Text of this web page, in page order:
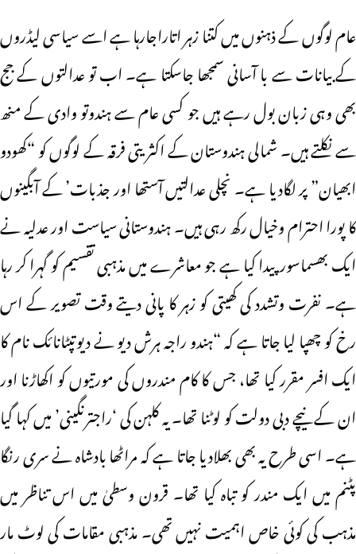
عام لوگوں کے ذہنوں میں کتنا زہر اتاراجارہا ہے اسے سیاسی لیڈروں
کے بیانات سے با آسانی سمجھا جاسکتا ہے۔ اب تو عدالتوں کے جج
بھی وہی زبان بول رہے ہیں جو کسی عام سے ہندوتو وادی کے منھ
سے نکلتے ہیں۔ شمالی ہندوستان کے اکثریتی فرقہ کے لوگوں کو “کھودو
ابھیان” پر لگادیا ہے۔ نچلی عدالتیں آستھا اور جذبات’ کے آبگینوں
کا پورا احترام وخیال رکھ رہی ہیں۔ ہندوستانی سیاست اور عدلیہ نے
ایک بھسماسورپیدا کیا ہے جو معاشرے میں مذہبی تقسیم کو گہرا کر رہا
ہے۔ نفرت وتشدد کی کھیتی کو زہر کا پانی دیتے وقت تصویر کے اس
رخ کو چھپا لیا جاتا ہے کہ “ہندو راجہ ہرش دیو نے دیوتپٹانائک نام کا
ایک افسر مقرر کیا تھا، جس کا کام مندروں کی مورتیوں کو اکھاڑنا اور
ان کے نیچے دبی دولت کو لوٹنا تھا۔ یہ کلہن کی ‘راجترنگینی’ میں کہا گیا
ہے۔ اسی طرح یہ بھی بھلادیا جاتا ہے کہ مراٹھا بادشاہ نے سری رنگا
پٹنم میں ایک مندر کو تباہ کیا تھا۔ قرون وسطیٰ میں اس تناظر میں
مذہب کی کوئی خاص اہمیت نہیں تھی۔ مذہبی مقامات کی لوٹ مار